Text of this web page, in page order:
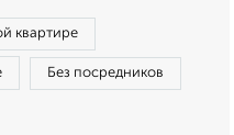
квартире
Без посредников